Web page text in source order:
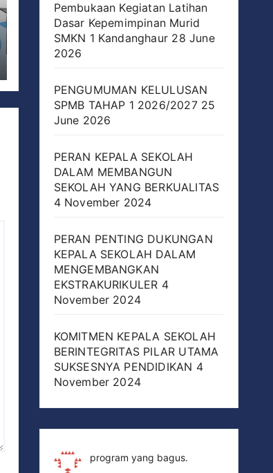
Pembukaan Kegiatan Latihan
Dasar Kepemimpinan Murid
SMKN 1 Kandanghaur 28 June
2026
PENGUMUMAN KELULUSAN
SPMB TAHAP 1 2026/2027 25
June 2026
PERAN KEPALA SEKOLAH
DALAM MEMBANGUN
SEKOLAH YANG BERKUALITAS
4 November 2024
PERAN PENTING DUKUNGAN
KEPALA SEKOLAH DALAM
MENGEMBANGKAN
EKSTRAKURIKULER 4
November 2024
KOMITMEN KEPALA SEKOLAH
BERINTEGRITAS PILAR UTAMA
SUKSESNYA PENDIDIKAN 4
November 2024
program yang bagus.